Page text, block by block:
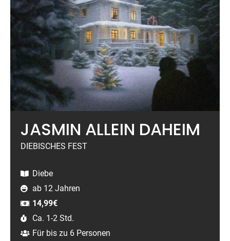
JASMIN ALLEIN DAHEIM
DIEBISCHES FEST
Diebe
ab 12 Jahren
14,99€
Ca. 1-2 Std.
Für bis zu 6 Personen